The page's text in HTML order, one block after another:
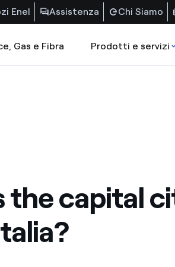
Enel Assistenza Chi Siamo
Gas e Fibra Prodotti e servizi
the capital